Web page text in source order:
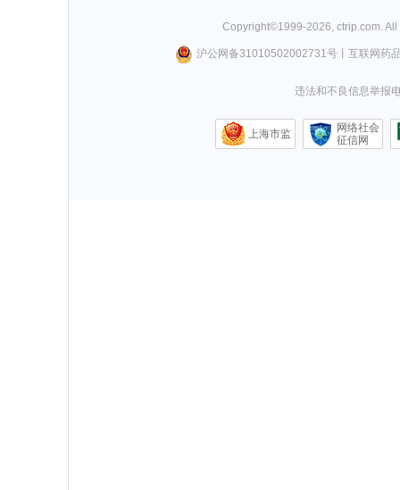
Copyright©1999-2026, ctrip.com.
沪公网备31010502002731号丨 互联网药
违法和不良信息举报
上海市监
网络社会
征信网